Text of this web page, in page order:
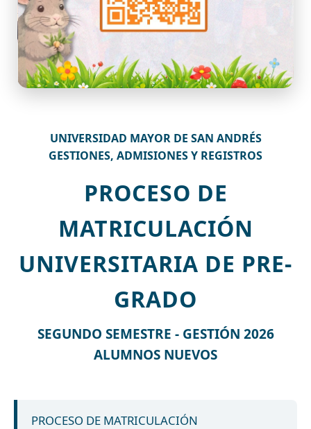
UNIVERSIDAD MAYOR DE SAN ANDRÉS
GESTIONES, ADMISIONES Y REGISTROS
PROCESO DE
MATRICULACIÓN
UNIVERSITARIA DE PRE-
GRADO
SEGUNDO SEMESTRE - GESTIÓN 2026
ALUMNOS NUEVOS
PROCESO DE MATRICULACIÓN